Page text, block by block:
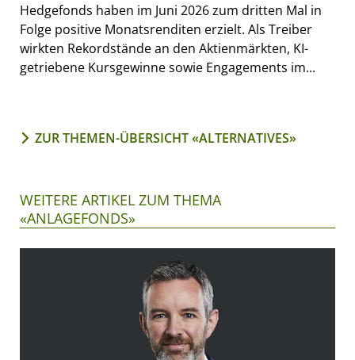
Hedgefonds haben im Juni 2026 zum dritten Mal in
Folge positive Monatsrenditen erzielt. Als Treiber
wirkten Rekordstände an den Aktienmärkten, KI-
getriebene Kursgewinne sowie Engagements im...
ZUR THEMEN-ÜBERSICHT «ALTERNATIVES»
WEITERE ARTIKEL ZUM THEMA
«ANLAGEFONDS»